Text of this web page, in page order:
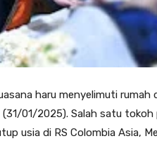
haru menyelimuti rumah
01/2025). Salah satu
usia di RS Colombia Asia,